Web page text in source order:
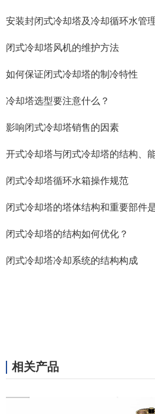
安装封闭式冷却塔及冷却循环水管
闭式冷却塔风机的维护方法
如何保证闭式冷却塔的制冷特性
冷却塔选型要注意什么？
影响闭式冷却塔销售的因素
开式冷却塔与闭式冷却塔的结构、
闭式冷却塔循环水箱操作规范
闭式冷却塔的塔体结构和重要部件
闭式冷却塔的结构如何优化？
闭式冷却塔冷却系统的结构构成
相关产品